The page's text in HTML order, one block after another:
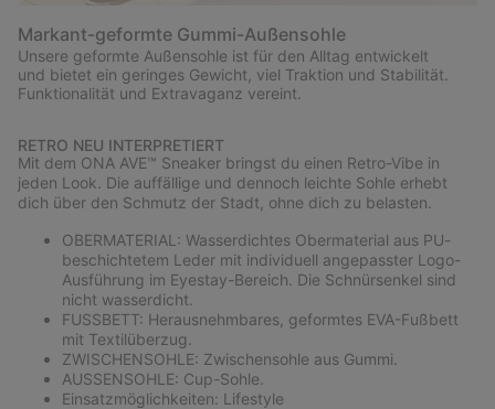
Markant-geformte Gummi-Außensohle
Unsere geformte Außensohle ist für den Alltag entwickelt
und bietet ein geringes Gewicht, viel Traktion und Stabilität.
Funktionalität und Extravaganz vereint.
RETRO NEU INTERPRETIERT
Mit dem ONA AVE™ Sneaker bringst du einen Retro-Vibe in
jeden Look. Die auffällige und dennoch leichte Sohle erhebt
dich über den Schmutz der Stadt, ohne dich zu belasten.
OBERMATERIAL: Wasserdichtes Obermaterial aus PU-
beschichtetem Leder mit individuell angepasster Logo-
Ausführung im Eyestay-Bereich. Die Schnürsenkel sind
nicht wasserdicht.
FUSSBETT: Herausnehmbares, geformtes EVA-Fußbett
mit Textilüberzug.
ZWISCHENSOHLE: Zwischensohle aus Gummi.
AUSSENSOHLE: Cup-Sohle.
Einsatzmöglichkeiten: Lifestyle